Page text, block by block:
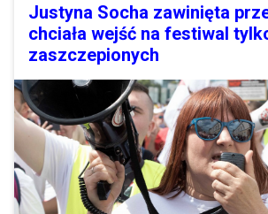
Justyna Socha zawinięta
chciała wejść na festiwal
zaszczepionych